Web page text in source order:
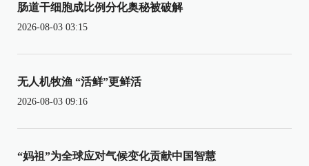
肠道干细胞成比例分化奥秘被破解
2026-08-03 03:15
无人机牧渔 “活鲜”更鲜活
2026-08-03 09:16
“妈祖”为全球应对气候变化贡献中国智慧